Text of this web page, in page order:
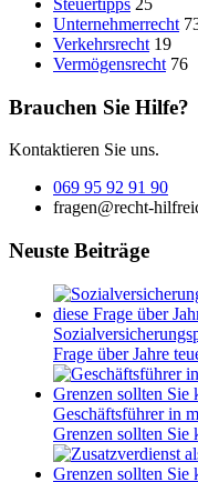
Unternehmerrecht
Verkehrsrecht 19
Vermögensrecht 76
Brauchen Sie Hilfe?
Kontaktieren Sie uns.
069 95 92 91 90
fragen@recht-
Neuste Beiträge
Frage über Jahre
Geschäftsführer in
Grenzen sollten Sie